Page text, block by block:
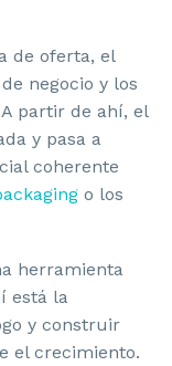
de oferta, el
negocio y los
partir de ahí, el
y pasa a
coherente
o los
herramienta
está la
y construir
el crecimiento.